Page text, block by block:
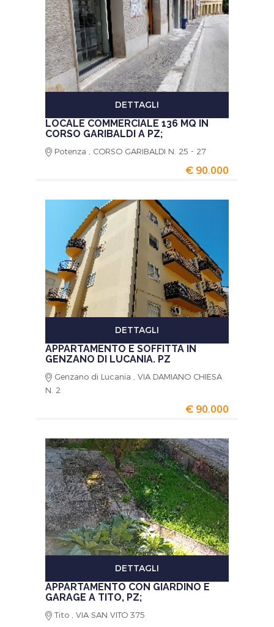
DETTAGLI
LOCALE COMMERCIALE 136 MQ IN
CORSO GARIBALDI A PZ;
Potenza , CORSO GARIBALDI N. 25 - 27
€ 90.000
DETTAGLI
APPARTAMENTO E SOFFITTA IN
GENZANO DI LUCANIA. PZ
Genzano di Lucania , VIA DAMIANO CHIESA
N. 2
€ 90.000
DETTAGLI
APPARTAMENTO CON GIARDINO E
GARAGE A TITO, PZ;
Tito , VIA SAN VITO 375